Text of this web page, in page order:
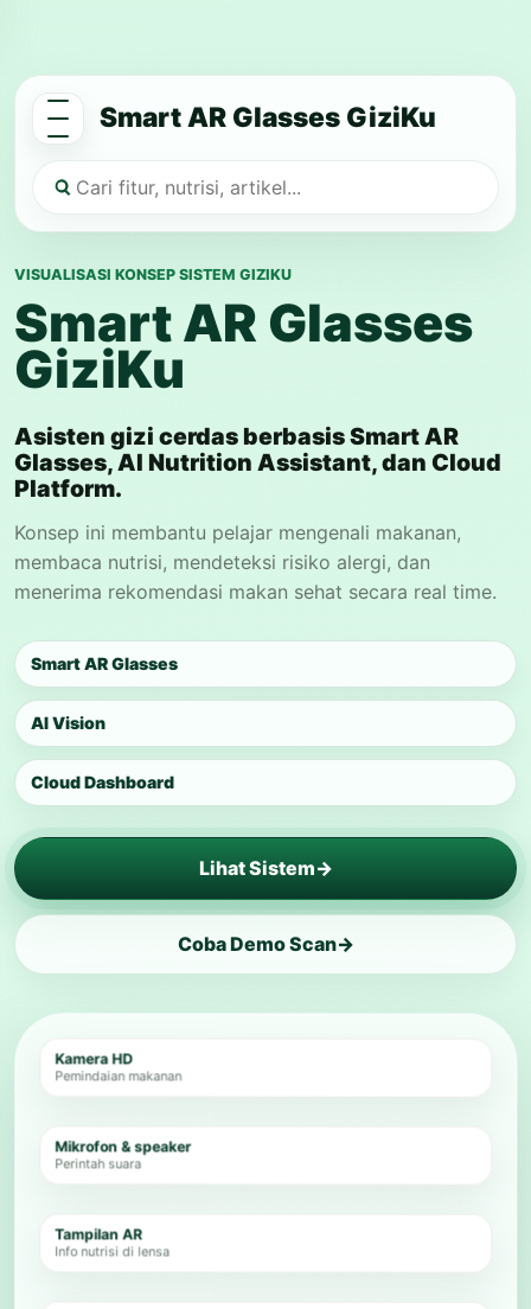
Smart AR Glasses GiziKu
VISUALISASI KONSEP SISTEM GIZIKU
Smart AR Glasses
GiziKu
Asisten gizi cerdas berbasis Smart AR
Glasses, AI Nutrition Assistant, dan Cloud
Platform.
Konsep ini membantu pelajar mengenali makanan,
membaca nutrisi, mendeteksi risiko alergi, dan
menerima rekomendasi makan sehat secara real time.
Smart AR Glasses
AI Vision
Cloud Dashboard
Lihat Sistem
Coba Demo Scan
Kamera HD
Pemindaian makanan
Mikrofon & speaker
Perintah suara
Tampilan AR
Info nutrisi di lensa